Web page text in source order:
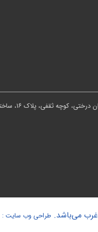
ستادی دانشگاه آزاد اسلامی واحد تهران غرب
غرب می‌باشد. طراحی وب سایت :